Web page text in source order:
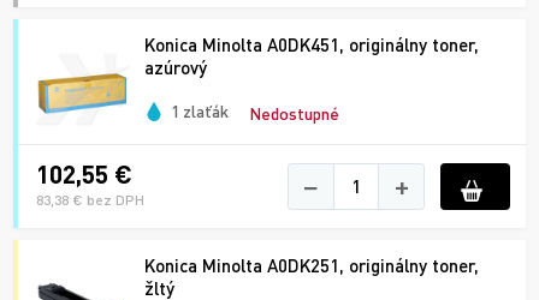
Konica Minolta A0DK451, originálny toner,
azúrový
1 zlaťák Nedostupné
102,55 €
83,38 € bez DPH − +
Konica Minolta A0DK251, originálny toner,
žltý